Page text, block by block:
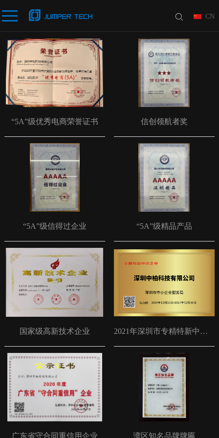
CN
“5A”级优秀电商荣誉证书 信创领航者奖
“5A”级信得过企业 “5A”级精品产品
国家级高新技术企业 2021年深圳市专精特新中小企业
广东省守合同重信用企业 湾区知名品牌牌匾